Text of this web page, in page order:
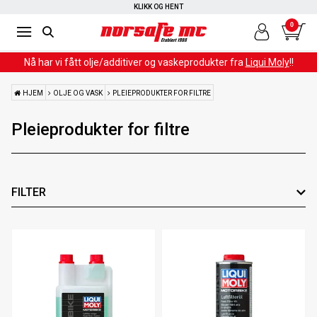
KLIKK OG HENT
0
Nå har vi fått olje/additiver og vaskeprodukter fra Liqui Moly!!
HJEM OLJE OG VASK PLEIEPRODUKTER FOR FILTRE
Pleieprodukter for filtre
FILTER